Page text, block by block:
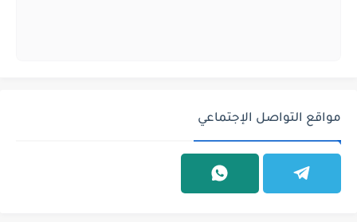
مواقع التواصل الإجتماعي